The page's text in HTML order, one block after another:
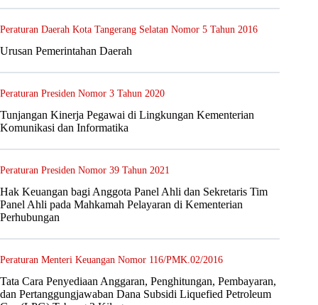
Peraturan Daerah Kota Tangerang Selatan Nomor 5 Tahun 2016
Urusan Pemerintahan Daerah
Peraturan Presiden Nomor 3 Tahun 2020
Tunjangan Kinerja Pegawai di Lingkungan Kementerian
Komunikasi dan Informatika
Peraturan Presiden Nomor 39 Tahun 2021
Hak Keuangan bagi Anggota Panel Ahli dan Sekretaris Tim
Panel Ahli pada Mahkamah Pelayaran di Kementerian
Perhubungan
Peraturan Menteri Keuangan Nomor 116/PMK.02/2016
Tata Cara Penyediaan Anggaran, Penghitungan, Pembayaran,
dan Pertanggungjawaban Dana Subsidi Liquefied Petroleum